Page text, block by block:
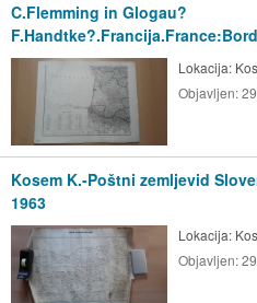
C.Flemming in Glogau?
Lokacija:
Objavljen:
Kosem K.-Poštni zemljevid
1963
Lokacija:
Objavljen: